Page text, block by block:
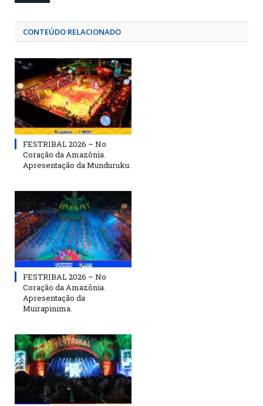
CONTEÚDO RELACIONADO
FESTRIBAL 2026 – No
Coração da Amazônia.
Apresentação da Munduruku.
FESTRIBAL 2026 – No
Coração da Amazônia.
Apresentação da
Muirapinima.